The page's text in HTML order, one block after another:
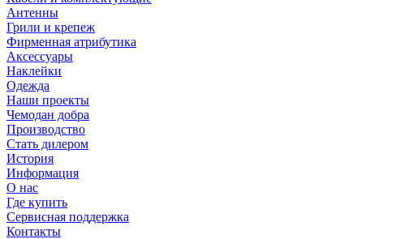
Антенны
Грили и крепеж
Фирменная атрибутика
Аксессуары
Наклейки
Одежда
Наши проекты
Чемодан добра
Производство
Стать дилером
История
Информация
О нас
Где купить
Сервисная поддержка
Контакты